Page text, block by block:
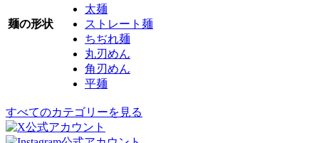
麺の形状
太麺
ストレート麺
ちぢれ麺
丸刃めん
角刃めん
平麺
すべてのカテゴリーを見る